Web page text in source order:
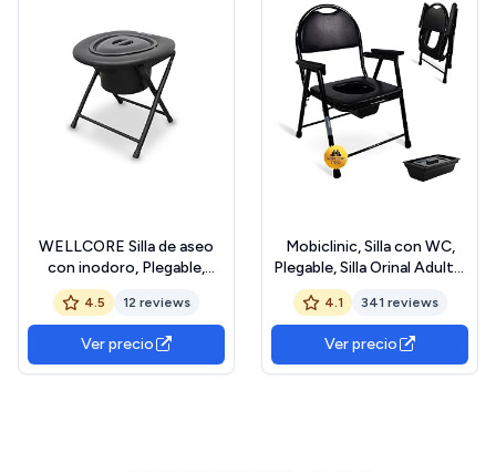
WELLCORE Silla de aseo
con inodoro, Plegable,
Transportable, Compacta,
Estructura Aluminio,
Inodoro extraíble, Fácil
limpieza, Color Negro,
Hasta 100 kg
4.5 12 reviews
Ver precio
Mobiclinic, Silla con WC,
Plegable, Silla Orinal Adulto,
Reposabrazos, Asiento
ergonómico, Guadalquivir,
WC portátil, Conteras
antideslizates, Negro
4.1 341 reviews
Ver precio